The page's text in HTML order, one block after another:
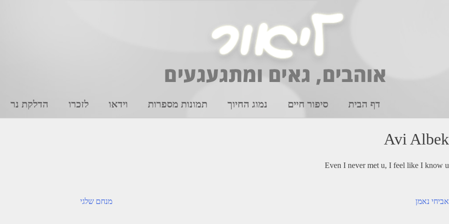
דף הבית סיפור חיים נמוג החיוך תמונות מספרות וידאו לזכרו הדלקת נר
Avi Albek
Even I never met u, I feel like I know u
ניווט מנחם שלגי אביחי נאמן